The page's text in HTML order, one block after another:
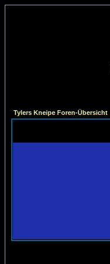
Tylers Kneipe Foren-Übersicht